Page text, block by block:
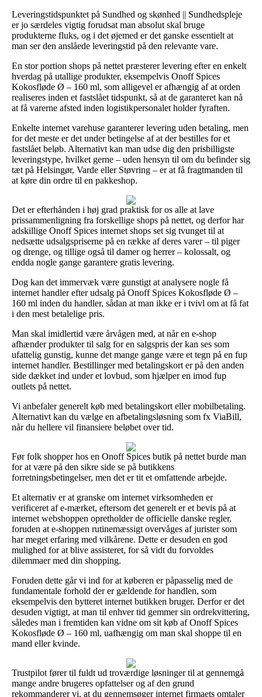
Leveringstidspunktet på Sundhed og skønhed || Sundhedspleje
er jo særdeles vigtig forudsat man absolut skal bruge
produkterne fluks, og i det øjemed er det ganske essentielt at
man ser den anslåede leveringstid på den relevante vare.
En stor portion shops på nettet præsterer levering efter en enkelt
hverdag på utallige produkter, eksempelvis Onoff Spices
Kokosfløde Ø – 160 ml, som alligevel er afhængig af at orden
realiseres inden et fastslået tidspunkt, så at de garanteret kan nå
at få varerne afsted inden logistikpersonalet holder fyraften.
Enkelte internet varehuse garanterer levering uden betaling, men
for det meste er det under betingelse af at der bestilles for et
fastslået beløb. Alternativt kan man udse dig den prisbilligste
leveringstype, hvilket gerne – uden hensyn til om du befinder sig
tæt på Helsingør, Varde eller Støvring – er at få fragtmanden til
at køre din ordre til en pakkeshop.
Det er efterhånden i høj grad praktisk for os alle at lave
prissammenligning fra forskellige shops på nettet, og derfor har
adskillige Onoff Spices internet shops set sig tvunget til at
nedsætte udsalgspriserne på en række af deres varer – til piger
og drenge, og tillige også til damer og herrer – kolossalt, og
endda nogle gange garantere gratis levering.
Dog kan det immervæk være gunstigt at analysere nogle få
internet handler efter udsalg på Onoff Spices Kokosfløde Ø –
160 ml inden du handler, sådan at man ikke er i tvivl om at få fat
i den mest betalelige pris.
Man skal imidlertid være årvågen med, at når en e-shop
afhænder produkter til salg for en salgspris der kan ses som
ufattelig gunstig, kunne det mange gange være et tegn på en fup
internet handler. Bestillinger med betalingskort er på den anden
side dækket ind under et lovbud, som hjælper en imod fup
outlets på nettet.
Vi anbefaler generelt køb med betalingskort eller mobilbetaling.
Alternativt kan du vælge en afbetalingsløsning som fx ViaBill,
når du hellere vil finansiere beløbet over tid.
Før folk shopper hos en Onoff Spices butik på nettet burde man
for at være på den sikre side se på butikkens
forretningsbetingelser, men det er tit et omfattende arbejde.
Et alternativ er at granske om internet virksomheden er
verificeret af e-mærket, eftersom det generelt er et bevis på at
internet webshoppen opretholder de officielle danske regler,
foruden at e-shoppen rutinemæssigt overvåges af jurister som
har meget erfaring med vilkårene. Dette er desuden en god
mulighed for at blive assisteret, for så vidt du forvoldes
dilemmaer med din shopping.
Foruden dette går vi ind for at køberen er påpasselig med de
fundamentale forhold der er gældende for handlen, som
eksempelvis den bytteret internet butikken bruger. Derfor er det
desuden vigtigt, at man til enhver tid gemmer sin ordrekvittering,
således man i fremtiden kan vidne om sit køb af Onoff Spices
Kokosfløde Ø – 160 ml, uafhængig om man skal shoppe til en
mand eller kvinde.
Trustpilot fører til fuldt ud troværdige løsninger til at gennemgå
mange andre brugeres opfattelser og af den grund
rekommanderer vi, at du gennemsøger internet firmaets omtaler